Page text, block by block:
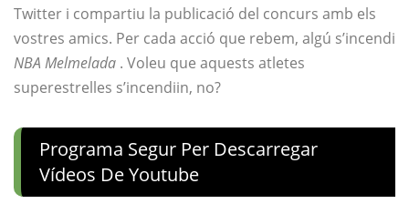
Twitter i compartiu la publicació del concurs amb els
vostres amics. Per cada acció que rebem, algú s’incendi
NBA Melmelada . Voleu que aquests atletes
superestrelles s’incendiin, no?
Programa Segur Per Descarregar
Vídeos De Youtube